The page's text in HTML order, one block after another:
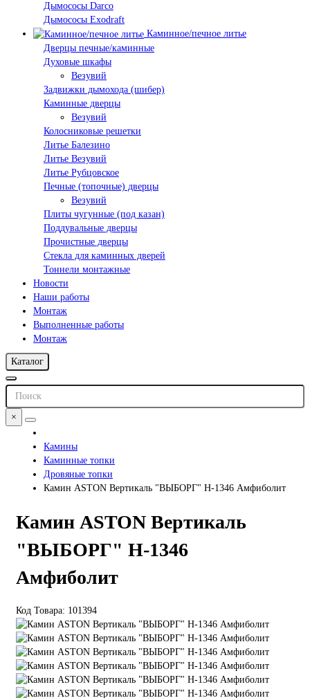
Дымососы Darco
Дымососы Exodraft
Каминное/печное литье
Дверцы печные/каминные
Духовые шкафы
Везувий
Задвижки дымохода (шибер)
Каминные дверцы
Везувий
Колосниковые решетки
Литье Балезино
Литье Везувий
Литье Рубцовское
Печные (топочные) дверцы
Везувий
Плиты чугунные (под казан)
Поддувальные дверцы
Прочистные дверцы
Стекла для каминных дверей
Тоннели монтажные
Новости
Наши работы
Монтаж
Выполненные работы
Монтаж
Каталог
×
Камины
Каминные топки
Дровяные топки
Камин ASTON Вертикаль "ВЫБОРГ" Н-1346 Амфиболит
Камин ASTON Вертикаль
"ВЫБОРГ" Н-1346
Амфиболит
Код Товара: 101394